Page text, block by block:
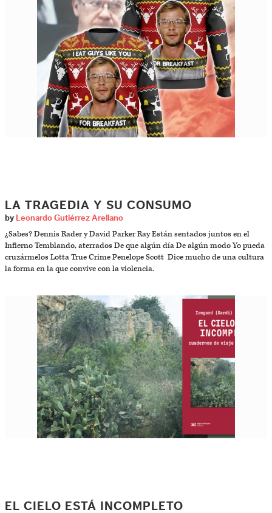
LA TRAGEDIA Y SU CONSUMO
by Leonardo Gutiérrez Arellano
¿Sabes? Dennis Rader y David Parker Ray Están sentados juntos en el
Infierno Temblando, aterrados De que algún día De algún modo Yo pueda
cruzármelos Lotta True Crime Penelope Scott Dice mucho de una cultura
la forma en la que convive con la violencia.
EL CIELO ESTÁ INCOMPLETO